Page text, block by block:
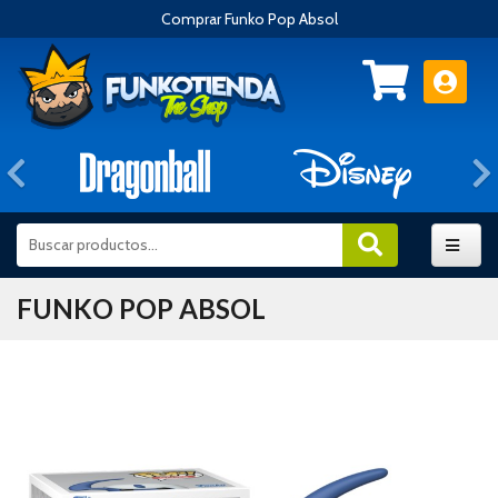
Comprar Funko Pop Absol
Anterior
FUNKO POP ABSOL